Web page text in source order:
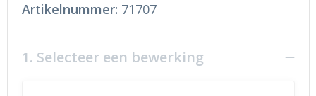
Gehoorbescherming
Artikelnummer: 71707
1. Selecteer een bewerking